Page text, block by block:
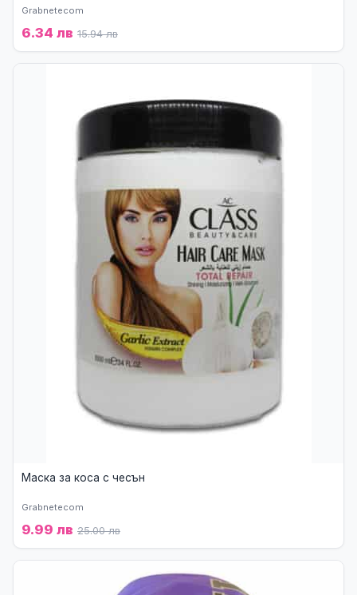
Grabnetecom
6.34 лв 15.94 лв
Маска за коса с чесън
Grabnetecom
9.99 лв 25.00 лв